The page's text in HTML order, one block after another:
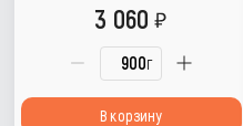
г
3 060
В корзину